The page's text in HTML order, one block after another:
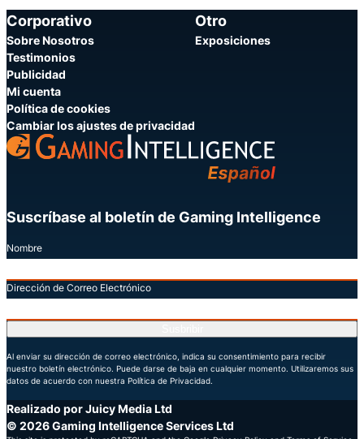
Corporativo
Sobre Nosotros
Testimonios
Publicidad
Mi cuenta
Política de cookies
Cambiar los ajustes de privacidad
Otro
Exposiciones
Suscríbase al boletín de Gaming Intelligence
Nombre
Dirección de Correo Electrónico
Al enviar su dirección de correo electrónico, indica su consentimiento para recibir
nuestro boletín electrónico. Puede darse de baja en cualquier momento. Utilizaremos sus
datos de acuerdo con nuestra Política de Privacidad.
Realizado por Juicy Media Ltd
© 2026 Gaming Intelligence Services Ltd